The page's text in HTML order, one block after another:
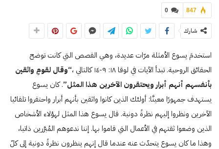
0 847
شارك
استخدمَ يسوع الأمثلة مرّات عديدة، وهي القصص التي كانت توضح
الحقائق الروحية. تبدأ الآيات في لوقا ۱٨: ۹-۱٤ كالتالي ،
“وقال لقومٍ واثقين
بأنفسهم أنهم أبرار ويحتقرون الآخرين هذا المثل”. كان يسوع
يستهدف جمهورًا معينَّا: أولئك الذين كانوا واثقين بأنهم أبرار واحتقروا تلقائيا
الآخرين ونظروا إليهم نظرةً دونية. قال يسوع هذا المثل لهؤلاء الأشخاص
الذين وضعوا ثقتهم في الأعمال التي قاموا بها. إننا ندعوهم المُبرَّرين ذاتيا،
وهذا ما كان يسوع يتحدّث عنه عندما قال إنهم ينظرون نظرةً دونية إلى كلّ